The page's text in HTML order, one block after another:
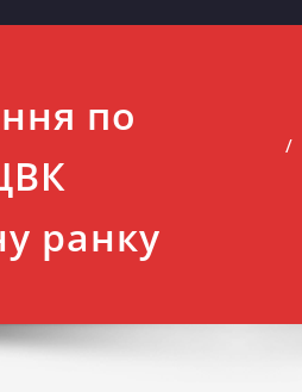
по
ранку